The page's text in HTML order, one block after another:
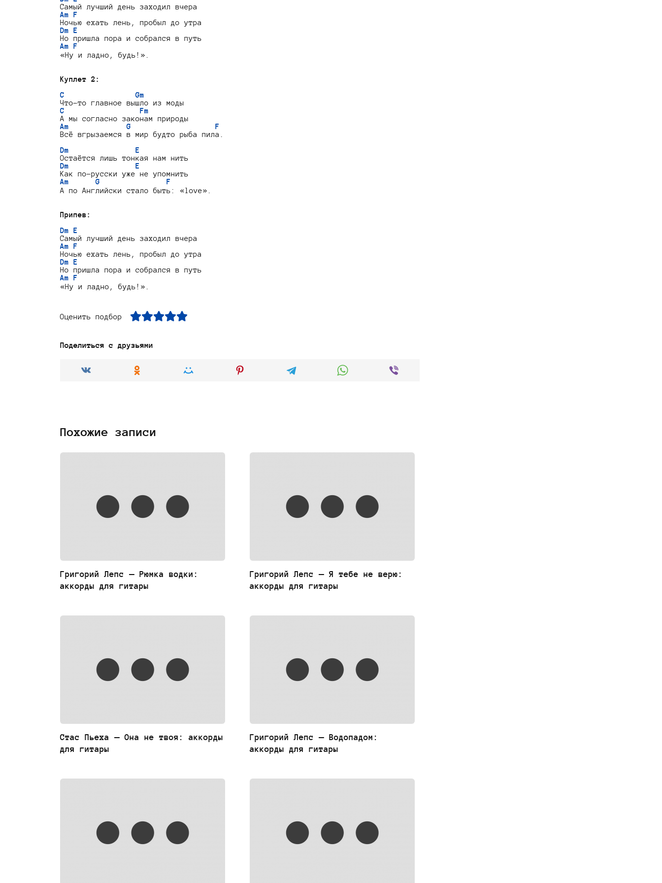
Am F
Dm E
Am F
«Ну и ладно, будь!».
Куплет 2:
C                Gm
C                 Fm
Am             G                   F
Всё вгрызаемся в мир будто рыба пила.
Dm               E
Dm               E
Am      G               F
А по Английски стало быть: «love».
Припев:
Dm E
Am F
Dm E
Am F
Оценить подбор
Поделиться с друзьями
Похожие записи
Григорий Лепс — Рюмка водки:
аккорды для гитары
Григорий Лепс — Я тебе не верю:
аккорды для гитары
Стас Пьеха — Она не твоя: аккорды
для гитары
Григорий Лепс — Водопадом:
аккорды для гитары